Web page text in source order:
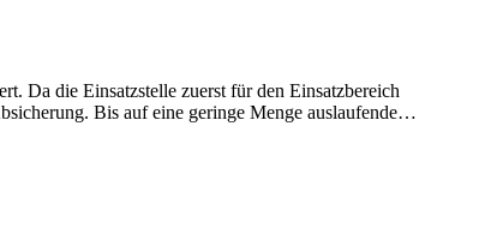
Da die Einsatzstelle zuerst für den Einsatzbereich
Bis auf eine geringe Menge auslaufende…